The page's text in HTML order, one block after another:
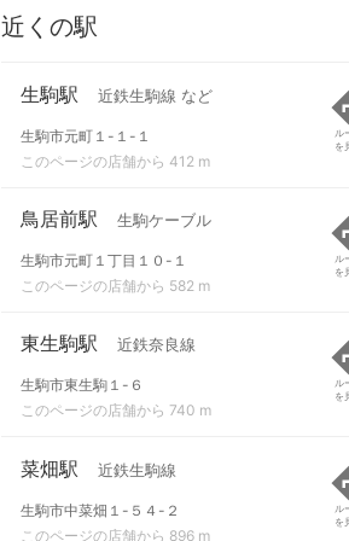
近くの駅
生駒駅 近鉄生駒線 など
生駒市元町１-１-１
このページの店舗から 412 m
ル
を
鳥居前駅 生駒ケーブル
生駒市元町１丁目１０-１
このページの店舗から 582 m
ル
を
東生駒駅 近鉄奈良線
生駒市東生駒１-６
このページの店舗から 740 m
ル
を
菜畑駅 近鉄生駒線
生駒市中菜畑１-５４-２
このページの店舗から 896 m
ル
を